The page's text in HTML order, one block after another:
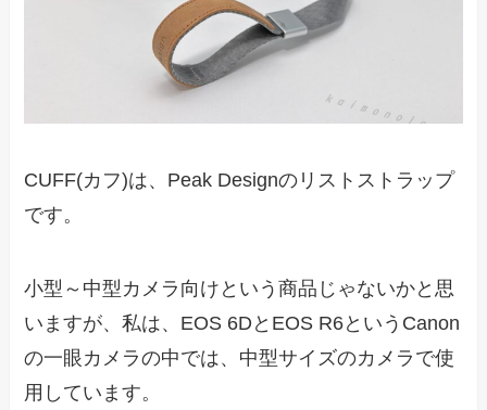
CUFF(カフ)は、Peak Designのリストストラップ
です。
小型～中型カメラ向けという商品じゃないかと思
いますが、私は、EOS 6DとEOS R6というCanon
の一眼カメラの中では、中型サイズのカメラで使
用しています。